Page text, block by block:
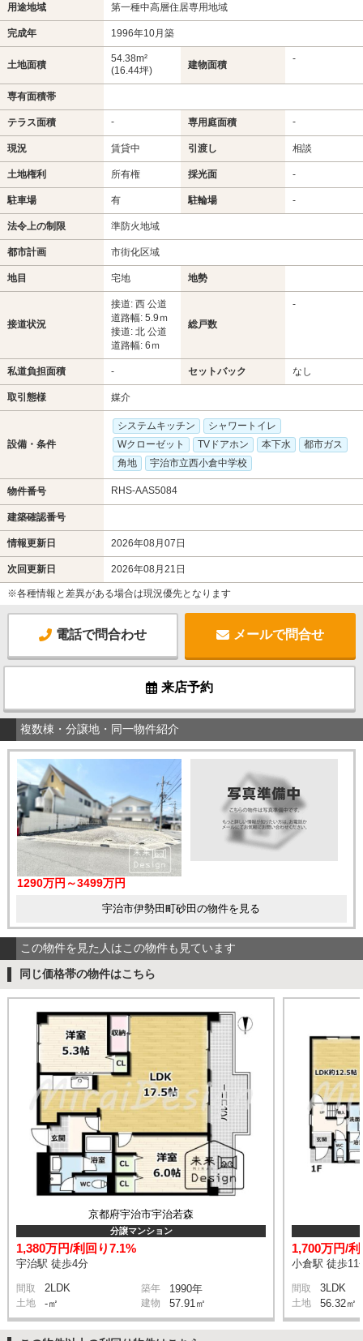
用途地域 第一種中高層住居専用地域
完成年 1996年10月築
土地面積
54.38m²
(16.44坪)
建物面積
-
専有面積帯
テラス面積 - 専用庭面積 -
現況 賃貸中 引渡し 相談
土地権利 所有権 採光面 -
駐車場 有 駐輪場 -
法令上の制限 準防火地域
都市計画 市街化区域
地目 宅地 地勢
接道状況
接道: 西 公道
道路幅: 5.9ｍ
接道: 北 公道
道路幅: 6ｍ
総戸数
-
私道負担面積 - セットバック なし
取引態様 媒介
設備・条件
システムキッチン
シャワートイレ
Wクローゼット
TVドアホン 本下水
都市ガス
角地
宇治市立西小倉中学校
物件番号 RHS-AAS5084
建築確認番号
情報更新日 2026年08月07日
次回更新日 2026年08月21日
※各種情報と差異がある場合は現況優先となります
電話で問合わせ メールで問合せ
来店予約
複数棟・分譲地・同一物件紹介
1290万円～3499万円
宇治市伊勢田町砂田の物件を見る
この物件を見た人はこの物件も見ています
同じ価格帯の物件はこちら
京都府宇治市宇治若森
分譲マンション
1,380万円/利回り7.1%
宇治駅 徒歩4分
間取 2LDK 築年 1990年
土地 -㎡ 建物 57.91㎡
1,700万円/
小倉駅 徒歩11
間取 3LDK
土地 56.32㎡